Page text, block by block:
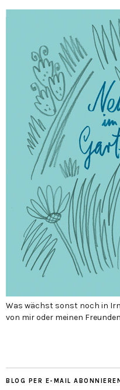
Was wächst sonst noch in
von mir oder meinen
BLOG PER E-MAIL